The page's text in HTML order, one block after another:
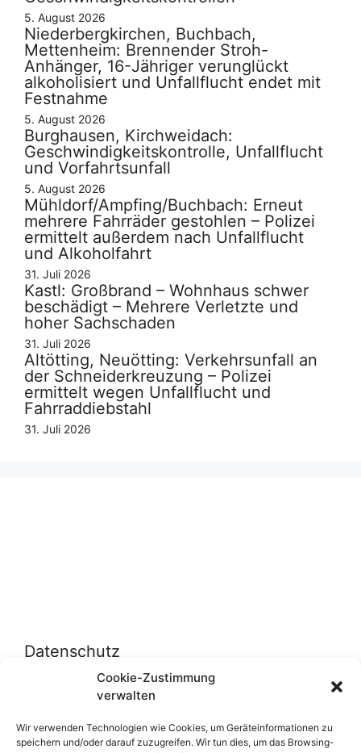
Cookie-Zustimmung
verwalten
Wir verwenden Technologien wie Cookies, um Geräteinformationen zu
speichern und/oder darauf zuzugreifen. Wir tun dies, um das Browsing-
5. August 2026
Niederbergkirchen, Buchbach,
Mettenheim: Brennender Stroh-
Anhänger, 16-Jähriger verunglückt
alkoholisiert und Unfallflucht endet mit
Festnahme
5. August 2026
Burghausen, Kirchweidach:
Geschwindigkeitskontrolle, Unfallflucht
und Vorfahrtsunfall
5. August 2026
Mühldorf/Ampfing/Buchbach: Erneut
mehrere Fahrräder gestohlen – Polizei
ermittelt außerdem nach Unfallflucht
und Alkoholfahrt
31. Juli 2026
Kastl: Großbrand – Wohnhaus schwer
beschädigt – Mehrere Verletzte und
hoher Sachschaden
31. Juli 2026
Altötting, Neuötting: Verkehrsunfall an
der Schneiderkreuzung – Polizei
ermittelt wegen Unfallflucht und
Fahrraddiebstahl
31. Juli 2026
Datenschutz
Datenschutzerklärung
Cookie-Richtlinie (EU)